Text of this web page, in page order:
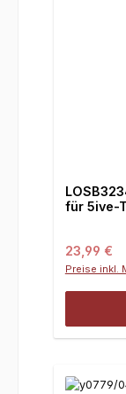
für 5ive-
Regulärer
23,99 €
Preise inkl.